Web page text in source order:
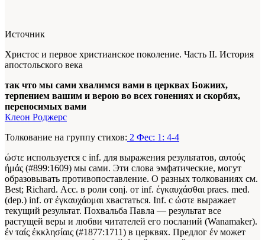
Источник
Христос и первое христианское поколение. Часть II. История
апостольского века
так что мы сами хвалимся вами в церквах Божиих,
терпением вашим и верою во всех гонениях и скорбях,
переносимых вами
Клеон Роджерс
Толкование на группу стихов: 2 Фес: 1: 4-4
ώστε используется с inf. для выражения результатов, αυτούς
ήμάς (#899:1609) мы сами. Эти слова эмфатические, могут
образовывать противопоставление. О разных толкованиях см.
Best; Richard. Асс. в роли conj. от inf. έγκαυχάσθαι praes. med.
(dep.) inf. от έγκαυχάομαι хвастаться. Inf. с ώστε выражает
текущий результат. Похвальба Павла — результат все
растущей веры и любви читателей его посланий (Wanamaker).
έν ταίς έκκλησίαις (#1877:1711) в церквях. Предлог έν может